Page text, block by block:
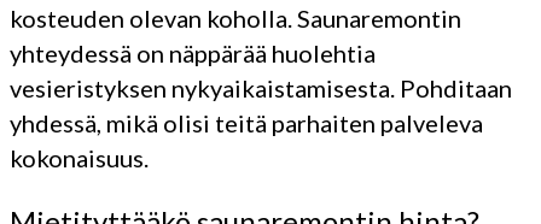
kosteuden olevan koholla. Saunaremontin
yhteydessä on näppärää huolehtia
vesieristyksen nykyaikaistamisesta. Pohditaan
yhdessä, mikä olisi teitä parhaiten palveleva
kokonaisuus.